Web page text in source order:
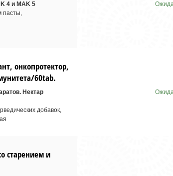
4 и MAK 5
пасты,
онкопротектор,
60tab.
Нектар
добавок,
старением и